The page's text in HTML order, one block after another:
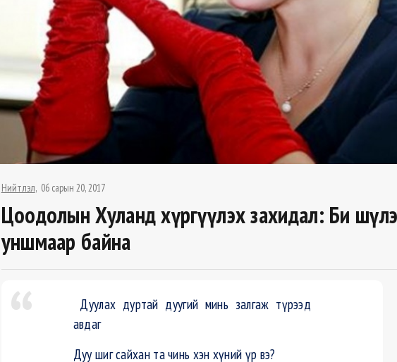
Нийтлэл 06 сарын 20, 2017
Цоодолын Хуланд хүргүүлэх захидал: Би
уншмаар байна
Дуулах дуртай дуугий минь залгаж түрээд
авдаг
Дуу шиг сайхан та чинь хэн хүний үр вэ?